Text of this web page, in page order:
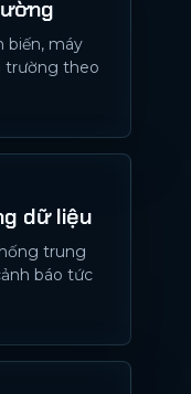
biến, máy
trường theo
dữ liệu
trung
báo tức